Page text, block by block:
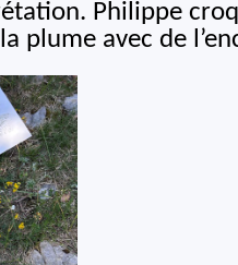
Philippe
plume avec de